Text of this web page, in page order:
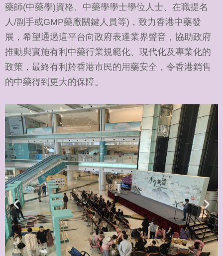
藥師(中藥學)資格、中藥學學士學位人士、在職提名
人/副手或GMP藥廠關鍵人員等)，致力香港中藥發
展，希望通過這平台向政府表達業界聲音，協助政府
推動與實施有利中藥行業規範化、現代化及專業化的
政策，最終有利於香港市民的用藥安全，令香港銷售
的中藥得到更大的保障。